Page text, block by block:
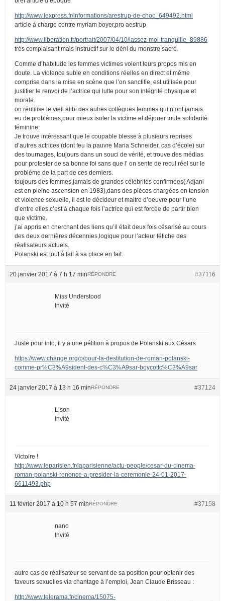
http://www.lexpress.fr/informations/arestrup-de-choc_649492.html
article à charge contre myriam boyer,pro aestrup
http://www.liberation.fr/portrait/2007/04/10/lassez-moi-tranquille_89886
très complaisant mais instructif sur le déni du monstre sacré.
Comme d’habitude les femmes victimes voient leurs propos mis en
doute. La violence subie en conditions réelles en direct et même
comprise dans la mise en scène que l’on sanctifie, est utilisée pour
justifier le renvoi de l’actrice qui lutte pour son intégrité physique et
morale.
on réutilise le vieil alibi des autres collègues femmes qui n’ont jamais
eu de problèmes,pour mieux isoler la victime et déjouer toute solidarité
féminine.
Je trouve intéressant que le coupable blesse à plusieurs reprises
d’autres actrices (dont feu la pauvre Maria Schneider, cas d’école) sur
des tournages, toujours dans un souci de vérité, et trouve des médias
pour protester de sa bonne foi sans que l’ on sente de recul réel sur le
problème de la part de ces derniers.
toujours des femmes.jamais de grandes célébrités confirmées( Adjani
est en pleine ascension en 1983),dans des pièces chargées en tension
et violence sexuelle, il est le décideur et maitre d’oeuvre pour l’une
d’entre elles.c’est à chaque fois l’actrice qui est forcée de partir bien
que victime.
j’ai appris en cherchant des liens qu’il était deux fois césarisé au cours
des deux dernières décennies,logique pour l’acteur fétiche des
réalisateurs actuels.
Polanski est tout à fait à sa place en fait.
20 janvier 2017 à 7 h 17 min #37116
RÉPONDRE
Miss Understood
Invité
Juste pour info, il y a une pétition à propos de Polanski aux Césars
https://www.change.org/p/pour-la-destitution-de-roman-polanski-
comme-pr%C3%A9sident-des-c%C3%A9sar-boycottc%C3%A9sar
24 janvier 2017 à 13 h 16 min #37124
RÉPONDRE
Lison
Invité
Victoire !
http://www.leparisien.fr/laparisienne/actu-people/cesar-du-cinema-
roman-polanski-renonce-a-presider-la-ceremonie-24-01-2017-
6611493.php
11 février 2017 à 10 h 57 min #37158
RÉPONDRE
nano
Invité
autre cas de réalisateur se servant de sa position pour obtenir des
faveurs sexuelles via chantage à l’emploi, Jean Claude Brisseau :
http://www.telerama.fr/cinema/15075-